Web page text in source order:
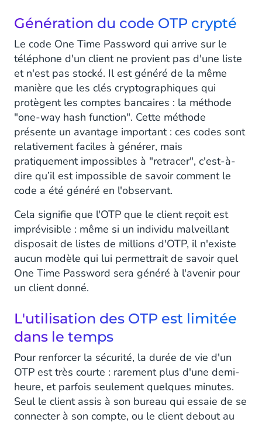
Génération du code OTP crypté
Le code One Time Password qui arrive sur le
téléphone d'un client ne provient pas d'une liste
et n'est pas stocké. Il est généré de la même
manière que les clés cryptographiques qui
protègent les comptes bancaires : la méthode
"one-way hash function". Cette méthode
présente un avantage important : ces codes sont
relativement faciles à générer, mais
pratiquement impossibles à "retracer", c'est-à-
dire qu’il est impossible de savoir comment le
code a été généré en l'observant.
Cela signifie que l'OTP que le client reçoit est
imprévisible : même si un individu malveillant
disposait de listes de millions d'OTP, il n'existe
aucun modèle qui lui permettrait de savoir quel
One Time Password sera généré à l'avenir pour
un client donné.
L'utilisation des OTP est limitée
dans le temps
Pour renforcer la sécurité, la durée de vie d'un
OTP est très courte : rarement plus d'une demi-
heure, et parfois seulement quelques minutes.
Seul le client assis à son bureau qui essaie de se
connecter à son compte, ou le client debout au